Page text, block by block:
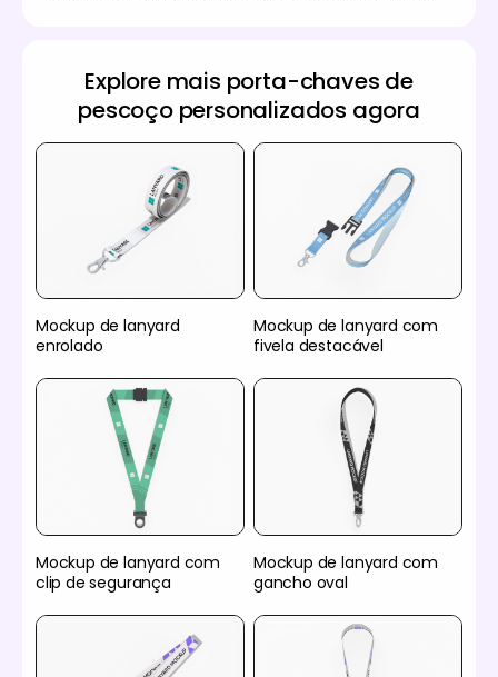
Explore mais porta-chaves de
pescoço personalizados agora
Mockup de lanyard
enrolado
Mockup de lanyard com
fivela destacável
Mockup de lanyard com
clip de segurança
Mockup de lanyard com
gancho oval